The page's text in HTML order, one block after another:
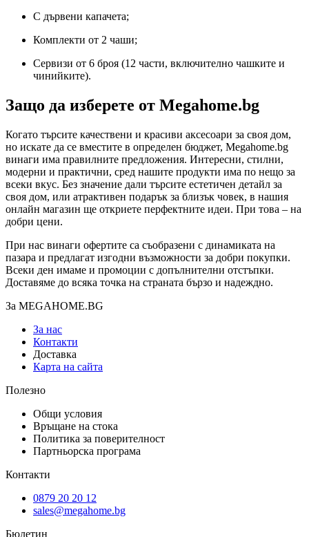
С дървени капачета;
Комплекти от 2 чаши;
Сервизи от 6 броя (12 части, включително чашките и
чинийките).
Защо да изберете от Megahome.bg
Когато търсите качествени и красиви аксесоари за своя дом,
но искате да се вместите в определен бюджет, Megahome.bg
винаги има правилните предложения. Интересни, стилни,
модерни и практични, сред нашите продукти има по нещо за
всеки вкус. Без значение дали търсите естетичен детайл за
своя дом, или атрактивен подарък за близък човек, в нашия
онлайн магазин ще откриете перфектните идеи. При това – на
добри цени.
При нас винаги офертите са съобразени с динамиката на
пазара и предлагат изгодни възможности за добри покупки.
Всеки ден имаме и промоции с допълнителни отстъпки.
Доставяме до всяка точка на страната бързо и надеждно.
За MEGAHOME.BG
За нас
Контакти
Доставка
Карта на сайта
Полезно
Общи условия
Връщане на стока
Политика за поверителност
Партньорска програма
Контакти
0879 20 20 12
sales@megahome.bg
Бюлетин